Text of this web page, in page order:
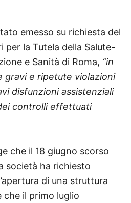
emesso su richiesta del
per la Tutela della Salute-
e Sanità di Roma, “in
gravi e ripetute violazioni
disfunzioni assistenziali
controlli effettuati
che il 18 giugno scorso
società ha richiesto
di una struttura
che il primo luglio